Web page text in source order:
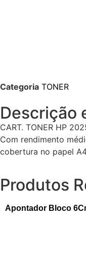
Categoria TONER
Descrição
CART. TONER HP
Com rendimento
cobertura no papel
Produtos
Apontador Bloco